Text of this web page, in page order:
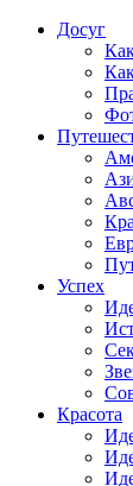
Досуг
Успех
Красота